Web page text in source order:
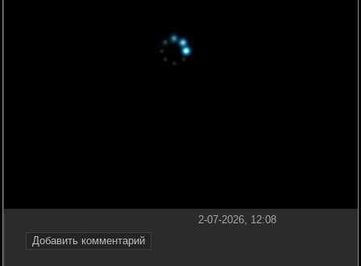
Добавить комментарий
2-07-2026, 12:08